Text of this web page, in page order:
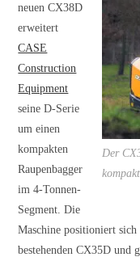
Der
neuen CX38D
erweitert
CASE
Construction
Equipment
seine D-Serie
um einen
kompakten
Raupenbagger
im 4-Tonnen-
Segment. Die
Maschine positioniert sich
bestehenden CX35D und